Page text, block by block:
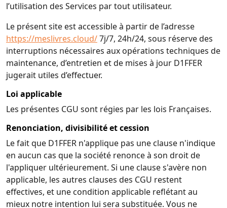
l’utilisation des Services par tout utilisateur.
Le présent site est accessible à partir de l’adresse
https://meslivres.cloud/7j/7, 24h/24, sous réserve des
interruptions nécessaires aux opérations techniques de
maintenance, d’entretien et de mises à jour D1FFER
jugerait utiles d’effectuer.
Loi applicable
Les présentes CGU sont régies par les lois Françaises.
Renonciation, divisibilité et cession
Le fait que D1FFER n'applique pas une clause n'indique
en aucun cas que la société renonce à son droit de
l'appliquer ultérieurement. Si une clause s'avère non
applicable, les autres clauses des CGU restent
effectives, et une condition applicable reflétant au
mieux notre intention lui sera substituée. Vous ne